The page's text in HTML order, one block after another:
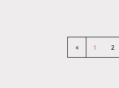
« 1 2